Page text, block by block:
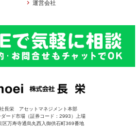
運営会社
長栄 アセットマネジメント本部
ード市場（証券コード：2993）上場
区万寿寺通烏丸西入御供石町369番地